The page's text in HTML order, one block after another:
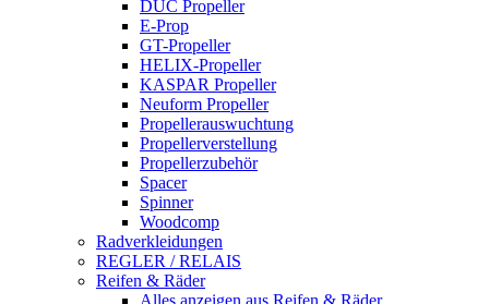
DUC Propeller
E-Prop
GT-Propeller
HELIX-Propeller
KASPAR Propeller
Neuform Propeller
Propellerauswuchtung
Propellerverstellung
Propellerzubehör
Spacer
Spinner
Woodcomp
Radverkleidungen
REGLER / RELAIS
Reifen & Räder
Alles anzeigen aus Reifen & Räder